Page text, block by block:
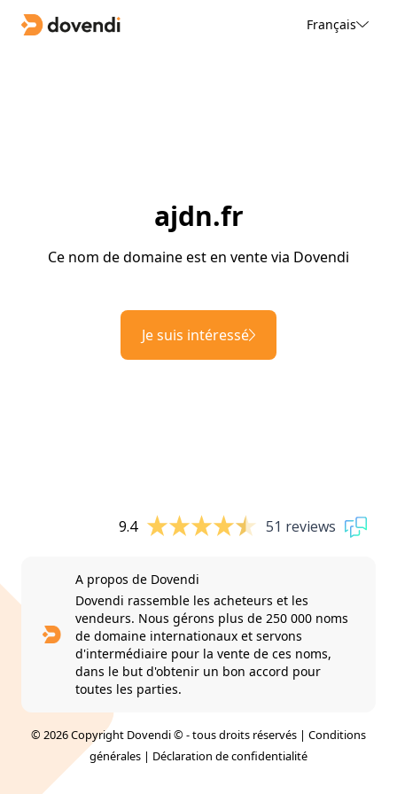
Français
ajdn.fr
Ce nom de domaine est en vente via Dovendi
Je suis intéressé
9.4 51 reviews
A propos de Dovendi
Dovendi rassemble les acheteurs et les
vendeurs. Nous gérons plus de 250 000 noms
de domaine internationaux et servons
d'intermédiaire pour la vente de ces noms,
dans le but d'obtenir un bon accord pour
toutes les parties.
© 2026 Copyright Dovendi © - tous droits réservés | Conditions
générales | Déclaration de confidentialité